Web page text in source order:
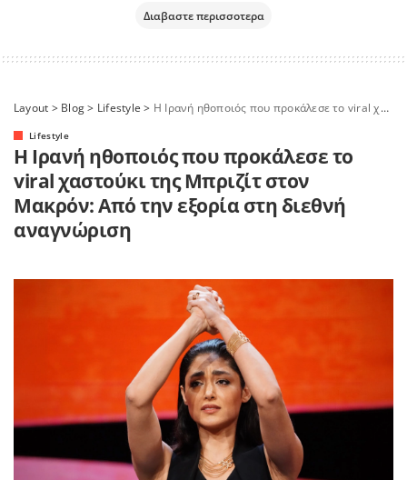
Διαβαστε περισσοτερα
Layout > Blog> Lifestyle > Η Ιρανή ηθοποιός που προκάλεσε το viral χαστούκι της Μπριζίτ στον Μακρόν: Από την εξορία στη διεθνή αναγνώριση
Lifestyle
Η Ιρανή ηθοποιός που προκάλεσε το
viral χαστούκι της Μπριζίτ στον
Μακρόν: Από την εξορία στη διεθνή
αναγνώριση